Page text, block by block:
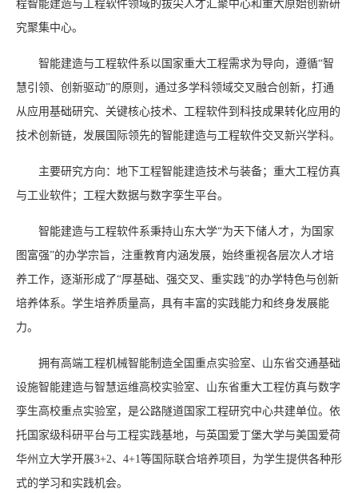
程智能建造与工程软件领域的拔尖人才汇聚中心和重大原始创新研
究聚集中心。
智能建造与工程软件系以国家重大工程需求为导向，遵循“智
慧引领、创新驱动”的原则，通过多学科领域交叉融合创新，打通
从应用基础研究、关键核心技术、工程软件到科技成果转化应用的
技术创新链，发展国际领先的智能建造与工程软件交叉新兴学科。
主要研究方向：地下工程智能建造技术与装备；重大工程仿真
与工业软件；工程大数据与数字孪生平台。
智能建造与工程软件系秉持山东大学“为天下储人才，为国家
图富强”的办学宗旨，注重教育内涵发展，始终重视各层次人才培
养工作，逐渐形成了“厚基础、强交叉、重实践”的办学特色与创新
培养体系。学生培养质量高，具有丰富的实践能力和终身发展能
力。
拥有高端工程机械智能制造全国重点实验室、山东省交通基础
设施智能建造与智慧运维高校实验室、山东省重大工程仿真与数字
孪生高校重点实验室，是公路隧道国家工程研究中心共建单位。依
托国家级科研平台与工程实践基地，与英国爱丁堡大学与美国爱荷
华州立大学开展3+2、4+1等国际联合培养项目，为学生提供各种形
式的学习和实践机会。